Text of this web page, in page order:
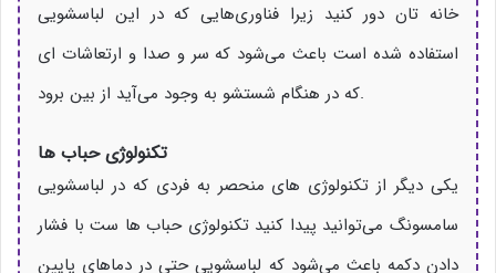
خانه تان دور کنید زیرا فناوری‌هایی که در این لباسشویی
استفاده شده است باعث می‌شود که سر و صدا و ارتعاشات ای
که در هنگام شستشو به وجود می‌آید از بین برود.
تکنولوژی حباب ها
یکی دیگر از تکنولوژی های منحصر به فردی که در لباسشویی
سامسونگ می‌توانید پیدا کنید تکنولوژی حباب ها ست با فشار
دادن دکمه باعث می‌شود که لباسشویی حتی در دماهای پایین